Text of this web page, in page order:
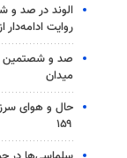
الوند در صد
روایت ادامه‌دار
صد و شصتمین
میدان
حال و هوای
۱۵۹